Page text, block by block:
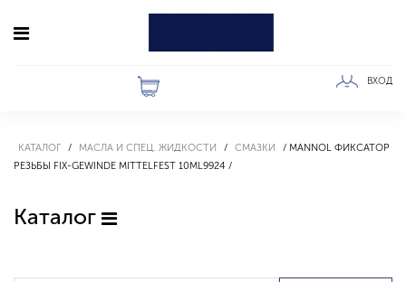
ВХОД
КАТАЛОГ МАСЛА И СПЕЦ. ЖИДКОСТИ СМАЗКИ
MANNOL ФИКСАТОР
РЕЗЬБЫ FIX-GEWINDE MITTELFEST 10ML9924
Каталог